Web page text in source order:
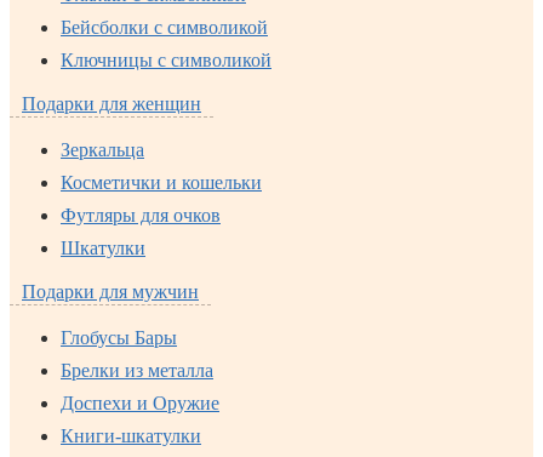
Бейсболки с символикой
Ключницы с символикой
Подарки для женщин
Зеркальца
Косметички и кошельки
Футляры для очков
Шкатулки
Подарки для мужчин
Глобусы Бары
Брелки из металла
Доспехи и Оружие
Книги-шкатулки